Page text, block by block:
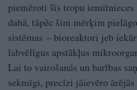
piemēroti šīs tropu iemītnieces
dabā, tāpēc šim mērķim
sistēmas – bioreaktori jeb
labvēlīgus apstākļus
Lai to vairošanās un barības
sekmīgi, precīzi jāievēro